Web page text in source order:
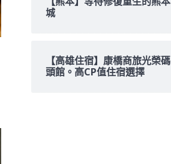
城
【高雄住宿】康橋商旅光榮碼
頭館。高CP值住宿選擇